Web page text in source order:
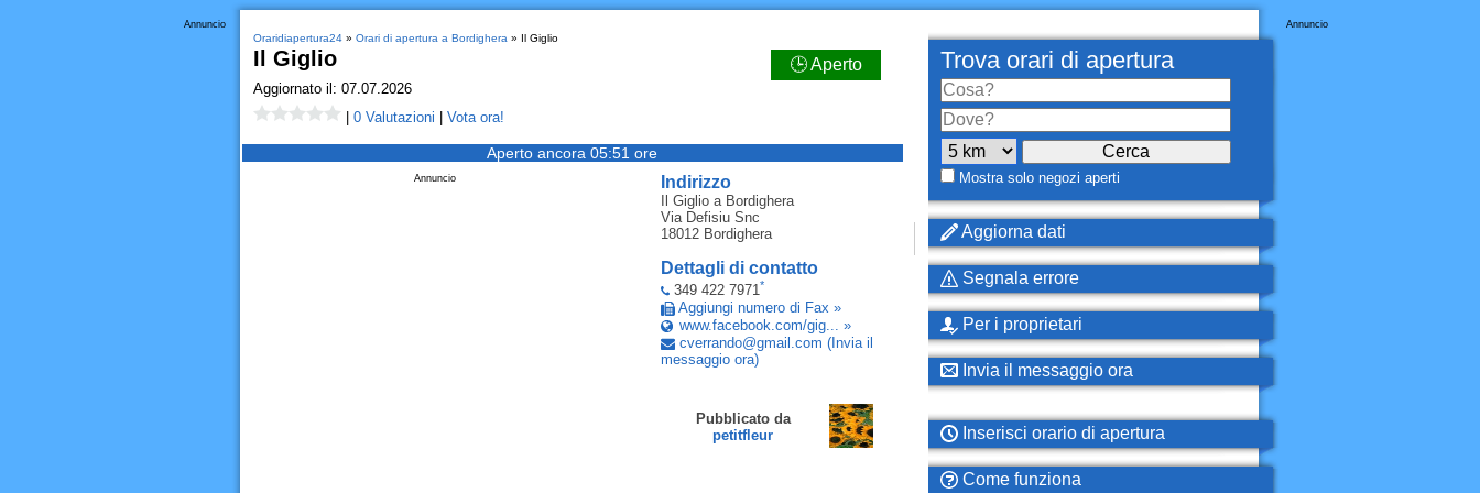
Annuncio
Oraridiapertura24» Orari di apertura a Bordighera » Il Giglio
Il Giglio 🕒 Aperto
Aggiornato il: 07.07.2026
0 Valutazioni Vota ora!
Aperto ancora 05:51 ore
Indirizzo
Il Giglioa Bordighera
Via Defisiu Snc
18012 Bordighera
Dettagli di contatto
349 422 7971*
Aggiungi numero di Fax »
www.facebook.com/gig... »
cverrando@gmail .com (Invia il
messaggio ora)
Pubblicato da
petitfleur
Annuncio
Annuncio
Trova orari di apertura
Mostra solo negozi aperti
Aggiorna dati
Segnala errore
Per i proprietari
Invia il messaggio ora
Inserisci orario di apertura
Come funziona